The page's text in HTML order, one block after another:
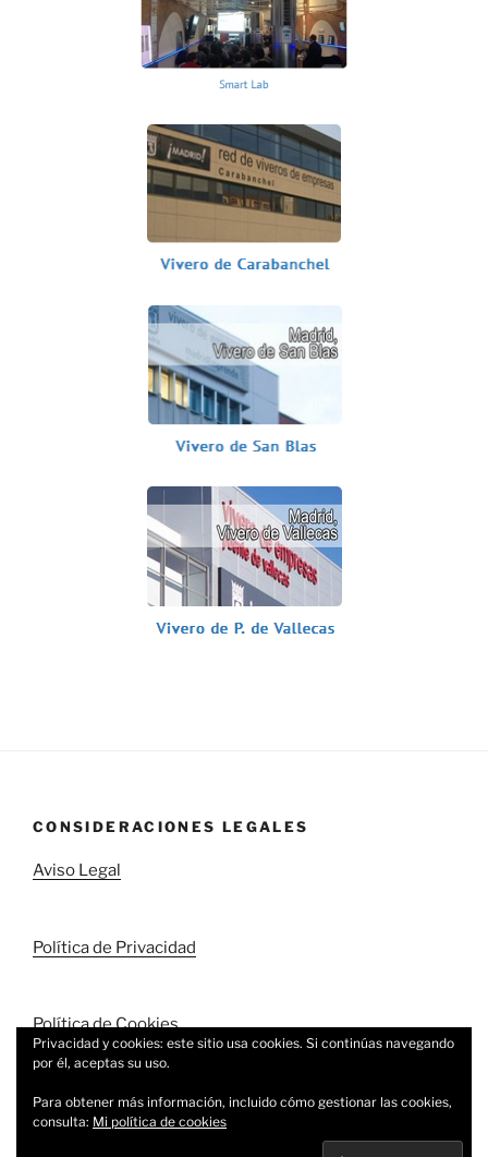
CONSIDERACIONES LEGALES
Aviso Legal
Política de Privacidad
Política de Cookies
Privacidad y cookies: este sitio usa cookies. Si continúas navegando
por él, aceptas su uso.
Para obtener más información, incluido cómo gestionar las cookies,
consulta: Mi política de cookies